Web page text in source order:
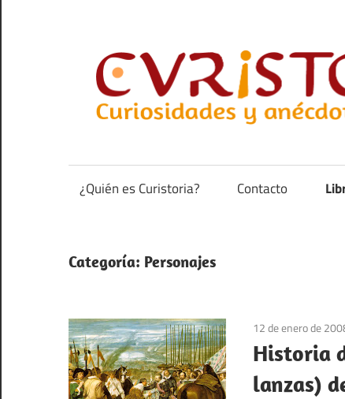
contenido
anécdotas
de
¿Quién es Curistoria? Contacto
Categoría: Personajes
12 de enero de
Historia
lanzas)